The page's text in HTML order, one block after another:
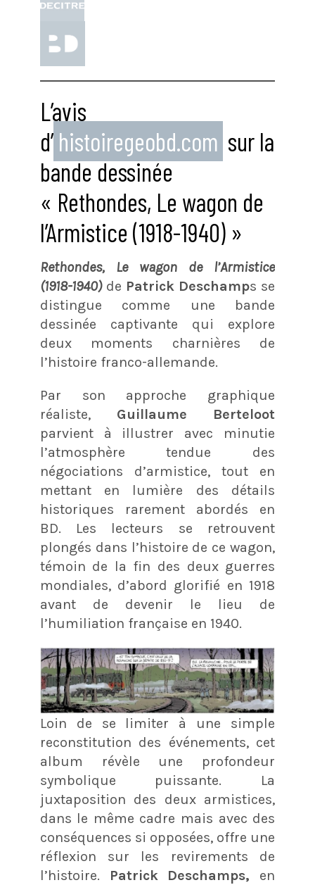
L’avis
d’ histoiregeobd.com sur la
bande dessinée
« Rethondes, Le wagon de
l’Armistice (1918-1940) »
Rethondes, Le wagon de l’Armistice
(1918-1940)de Patrick Deschamps se
distingue comme une bande
dessinée captivante qui explore
deux moments charnières de
l’histoire franco-allemande.
Par son approche graphique
réaliste, Guillaume Berteloot
parvient à illustrer avec minutie
l’atmosphère tendue des
négociations d’armistice, tout en
mettant en lumière des détails
historiques rarement abordés en
BD. Les lecteurs se retrouvent
plongés dans l’histoire de ce wagon,
témoin de la fin des deux guerres
mondiales, d’abord glorifié en 1918
avant de devenir le lieu de
l’humiliation française en 1940.
Loin de se limiter à une simple
reconstitution des événements, cet
album révèle une profondeur
symbolique puissante. La
juxtaposition des deux armistices,
dans le même cadre mais avec des
conséquences si opposées, offre une
réflexion sur les revirements de
l’histoire.
Patrick Deschamps, en